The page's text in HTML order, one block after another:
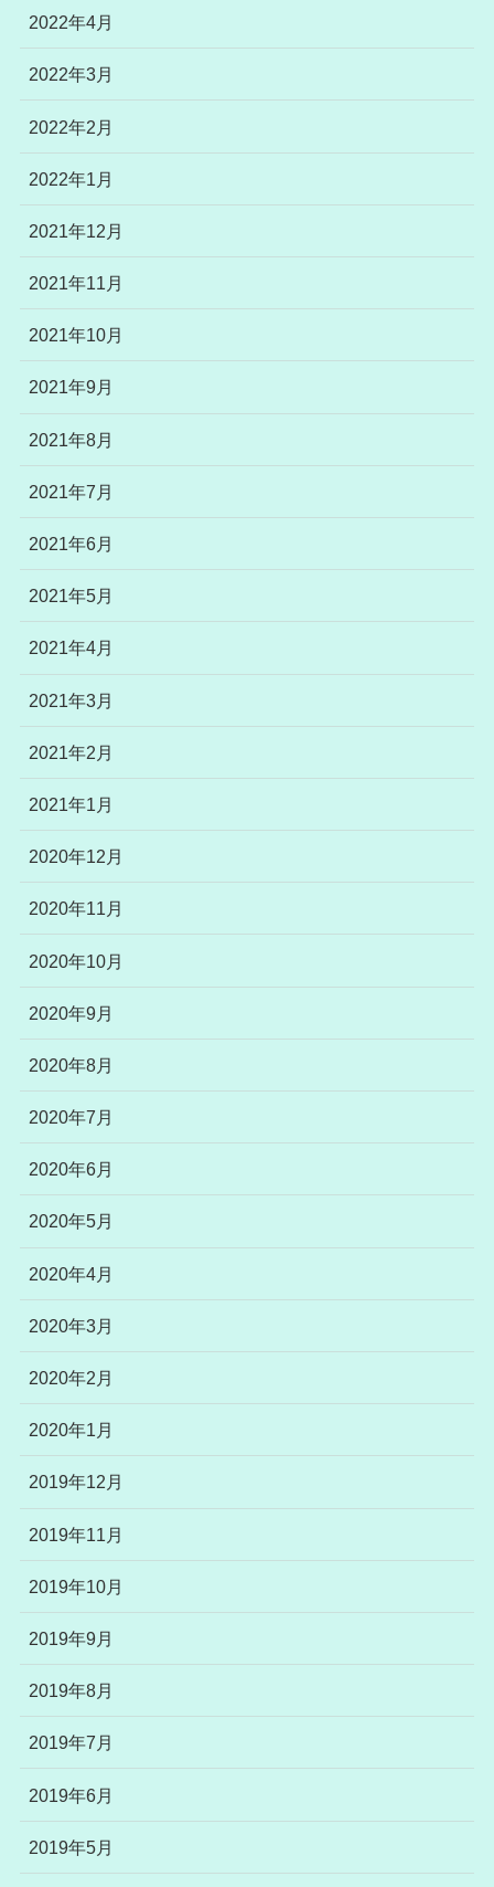
2022年4月
2022年3月
2022年2月
2022年1月
2021年12月
2021年11月
2021年10月
2021年9月
2021年8月
2021年7月
2021年6月
2021年5月
2021年4月
2021年3月
2021年2月
2021年1月
2020年12月
2020年11月
2020年10月
2020年9月
2020年8月
2020年7月
2020年6月
2020年5月
2020年4月
2020年3月
2020年2月
2020年1月
2019年12月
2019年11月
2019年10月
2019年9月
2019年8月
2019年7月
2019年6月
2019年5月